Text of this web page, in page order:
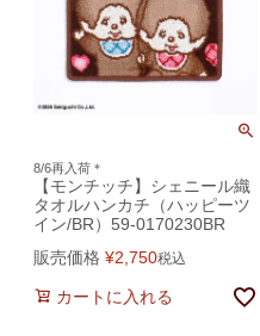
8/6再入荷＊
【モンチッチ】シェニール織
タオルハンカチ（ハッピーツ
イン/BR）59-0170230BR
販売価格 ¥2,750税込
カートに入れる